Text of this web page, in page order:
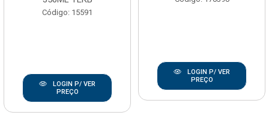
Código: 15591
LOGIN P/ VER
PREÇO
LOGIN P/ VER
PREÇO